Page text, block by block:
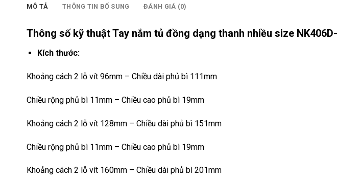
MÔ TẢ THÔNG TIN BỔ SUNG ĐÁNH GIÁ (0)
Thông số kỹ thuật Tay nắm tủ đồng dạng thanh nhiều size
Kích thước:
Khoảng cách 2 lỗ vít 96mm – Chiều dài phủ bì 111mm
Chiều rộng phủ bì 11mm – Chiều cao phủ bì 19mm
Khoảng cách 2 lỗ vít 128mm – Chiều dài phủ bì 151mm
Chiều rộng phủ bì 11mm – Chiều cao phủ bì 19mm
Khoảng cách 2 lỗ vít 160mm – Chiều dài phủ bì 201mm